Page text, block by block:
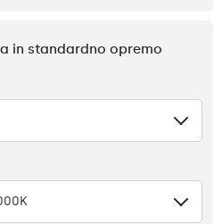
in standardno opremo